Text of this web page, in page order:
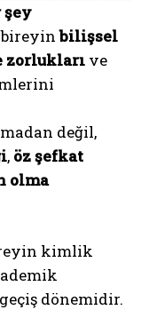
şey
bireyinbilişsel
zorlukları ve
değil,
, öz şefkat
olma
kimlik
dönemidir.